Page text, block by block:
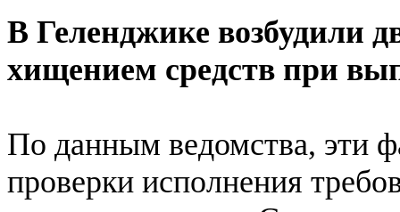
В Геленджике возбудили
хищением средств при
По данным ведомства, эти
проверки исполнения